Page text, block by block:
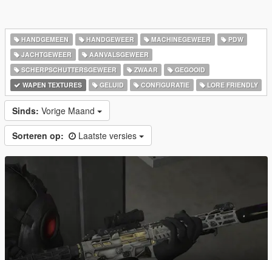
HANDGEMEEN HANDGEWEER MACHINEGEWEER
PDW
JACHTGEWEER
AANVALSGEWEER
SCHERPSCHUTTERSGEWEER
ZWAAR
GEGOOID
WAPEN TEXTURES
GELUID CONFIGURATIE LORE FRIENDLY
Sinds: Vorige Maand
Sorteren op: Laatste versies